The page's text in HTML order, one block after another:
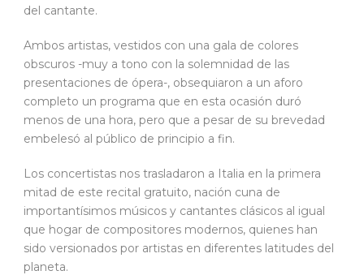
del cantante.
Ambos artistas, vestidos con una gala de colores
obscuros -muy a tono con la solemnidad de las
presentaciones de ópera-, obsequiaron a un aforo
completo un programa que en esta ocasión duró
menos de una hora, pero que a pesar de su brevedad
embelesó al público de principio a fin.
Los concertistas nos trasladaron a Italia en la primera
mitad de este recital gratuito, nación cuna de
importantísimos músicos y cantantes clásicos al igual
que hogar de compositores modernos, quienes han
sido versionados por artistas en diferentes latitudes del
planeta.